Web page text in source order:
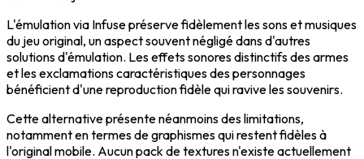
L'émulation via Infuse préserve fidèlement les sons et musiques
du jeu original, un aspect souvent négligé dans d'autres
solutions d'émulation. Les effets sonores distinctifs des armes
et les exclamations caractéristiques des personnages
bénéficient d'une reproduction fidèle qui ravive les souvenirs.
Cette alternative présente néanmoins des limitations,
notamment en termes de graphismes qui restent fidèles à
l'original mobile. Aucun pack de textures n'existe actuellement